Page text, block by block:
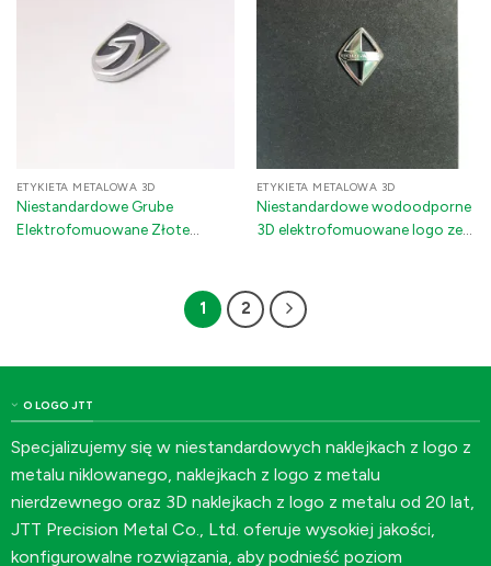
ETYKIETA METALOWA 3D
Niestandardowe Grube
Elektrofomuowane Złote
ETYKIETA METALOWA 3D
Niestandardowe wodoodporne
3D elektrofomuowane logo ze
samochodowych
1 2
O LOGO JTT
Specjalizujemy się w niestandardowych naklejkach z logo z
metalu niklowanego, naklejkach z logo z metalu
nierdzewnego oraz 3D naklejkach z logo z metalu od 20 lat,
JTT Precision Metal Co., Ltd. oferuje wysokiej jakości,
konfigurowalne rozwiązania, aby podnieść poziom